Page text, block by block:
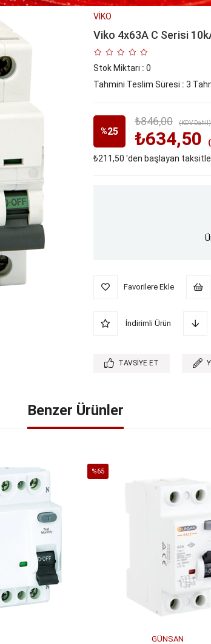
VİKO
Viko 4x63A C Serisi
Stok Miktarı : 0
Tahmini Teslim Süresi : 3
%25
İndirim
₺846,00 (KDV Dahil)
₺634,50
₺211,50 'den başlayan
Favorilere Ekle
İndirimli Ürün
TAVSIYE ET
Benzer Ürünler
%65
GÜNSAN